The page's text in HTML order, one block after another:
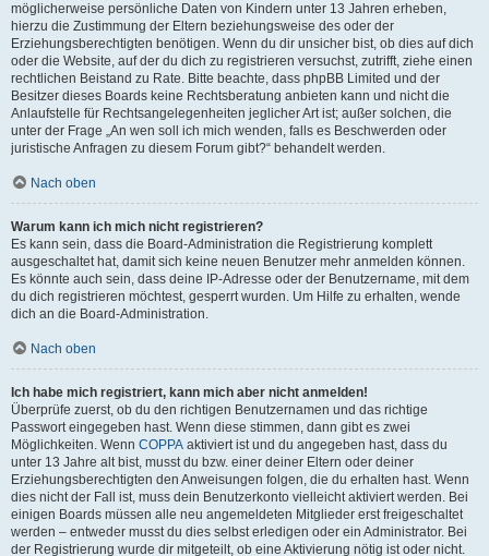
möglicherweise persönliche Daten von Kindern unter 13 Jahren erheben,
hierzu die Zustimmung der Eltern beziehungsweise des oder der
Erziehungsberechtigten benötigen. Wenn du dir unsicher bist, ob dies auf dich
oder die Website, auf der du dich zu registrieren versuchst, zutrifft, ziehe einen
rechtlichen Beistand zu Rate. Bitte beachte, dass phpBB Limited und der
Besitzer dieses Boards keine Rechtsberatung anbieten kann und nicht die
Anlaufstelle für Rechtsangelegenheiten jeglicher Art ist; außer solchen, die
unter der Frage „An wen soll ich mich wenden, falls es Beschwerden oder
juristische Anfragen zu diesem Forum gibt?“ behandelt werden.
Nach oben
Warum kann ich mich nicht registrieren?
Es kann sein, dass die Board-Administration die Registrierung komplett
ausgeschaltet hat, damit sich keine neuen Benutzer mehr anmelden können.
Es könnte auch sein, dass deine IP-Adresse oder der Benutzername, mit dem
du dich registrieren möchtest, gesperrt wurden. Um Hilfe zu erhalten, wende
dich an die Board-Administration.
Nach oben
Ich habe mich registriert, kann mich aber nicht anmelden!
Überprüfe zuerst, ob du den richtigen Benutzernamen und das richtige
Passwort eingegeben hast. Wenn diese stimmen, dann gibt es zwei
Möglichkeiten. Wenn COPPA aktiviert ist und du angegeben hast, dass du
unter 13 Jahre alt bist, musst du bzw. einer deiner Eltern oder deiner
Erziehungsberechtigten den Anweisungen folgen, die du erhalten hast. Wenn
dies nicht der Fall ist, muss dein Benutzerkonto vielleicht aktiviert werden. Bei
einigen Boards müssen alle neu angemeldeten Mitglieder erst freigeschaltet
werden – entweder musst du dies selbst erledigen oder ein Administrator. Bei
der Registrierung wurde dir mitgeteilt, ob eine Aktivierung nötig ist oder nicht.